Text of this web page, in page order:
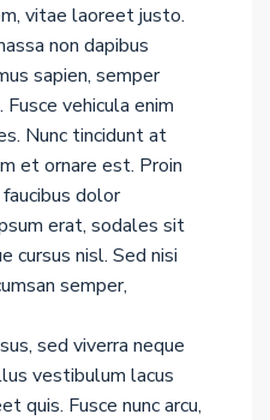
vitae laoreet justo.
non dapibus
sapien, semper
vehicula enim
Nunc tincidunt at
et ornare est. Proin
dolor
erat, sodales sit
cursus nisl. Sed nisi
semper,
sed viverra neque
vestibulum lacus
quis. Fusce nunc arcu,